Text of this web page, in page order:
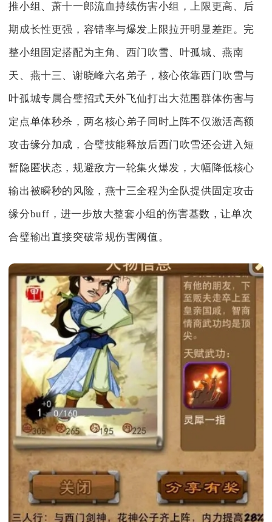
推小组、萧十一郎流血持续伤害小组，上限更高、后
期成长性更强，容错率与爆发上限拉开明显差距。完
整小组固定搭配为主角、西门吹雪、叶孤城、燕南
天、燕十三、谢晓峰六名弟子，核心依靠西门吹雪与
叶孤城专属合璧招式天外飞仙打出大范围群体伤害与
定点单体秒杀，两名核心弟子同时上阵不仅激活高额
攻击缘分加成，合璧技能释放后西门吹雪还会进入短
暂隐匿状态，规避敌方一轮集火爆发，大幅降低核心
输出被瞬秒的风险，燕十三全程为全队提供固定攻击
缘分buff，进一步放大整套小组的伤害基数，让单次
合璧输出直接突破常规伤害阈值。